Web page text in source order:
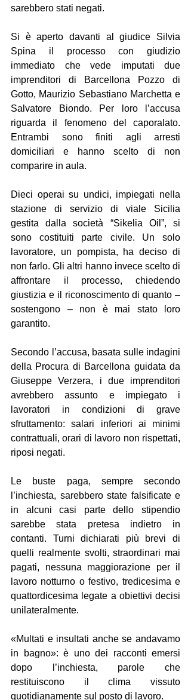
sarebbero stati negati.
Si è aperto davanti al giudice Silvia
Spina il processo con giudizio
immediato che vede imputati due
imprenditori di Barcellona Pozzo di
Gotto, Maurizio Sebastiano Marchetta e
Salvatore Biondo. Per loro l’accusa
riguarda il fenomeno del caporalato.
Entrambi sono finiti agli arresti
domiciliari e hanno scelto di non
comparire in aula.
Dieci operai su undici, impiegati nella
stazione di servizio di viale Sicilia
gestita dalla società “Sikelia Oil”, si
sono costituiti parte civile. Un solo
lavoratore, un pompista, ha deciso di
non farlo. Gli altri hanno invece scelto di
affrontare il processo, chiedendo
giustizia e il riconoscimento di quanto –
sostengono – non è mai stato loro
garantito.
Secondo l’accusa, basata sulle indagini
della Procura di Barcellona guidata da
Giuseppe Verzera, i due imprenditori
avrebbero assunto e impiegato i
lavoratori in condizioni di grave
sfruttamento: salari inferiori ai minimi
contrattuali, orari di lavoro non rispettati,
riposi negati.
Le buste paga, sempre secondo
l’inchiesta, sarebbero state falsificate e
in alcuni casi parte dello stipendio
sarebbe stata pretesa indietro in
contanti. Turni dichiarati più brevi di
quelli realmente svolti, straordinari mai
pagati, nessuna maggiorazione per il
lavoro notturno o festivo, tredicesima e
quattordicesima legate a obiettivi decisi
unilateralmente.
«Multati e insultati anche se andavamo
in bagno»: è uno dei racconti emersi
dopo l’inchiesta, parole che
restituiscono il clima vissuto
quotidianamente sul posto di lavoro.